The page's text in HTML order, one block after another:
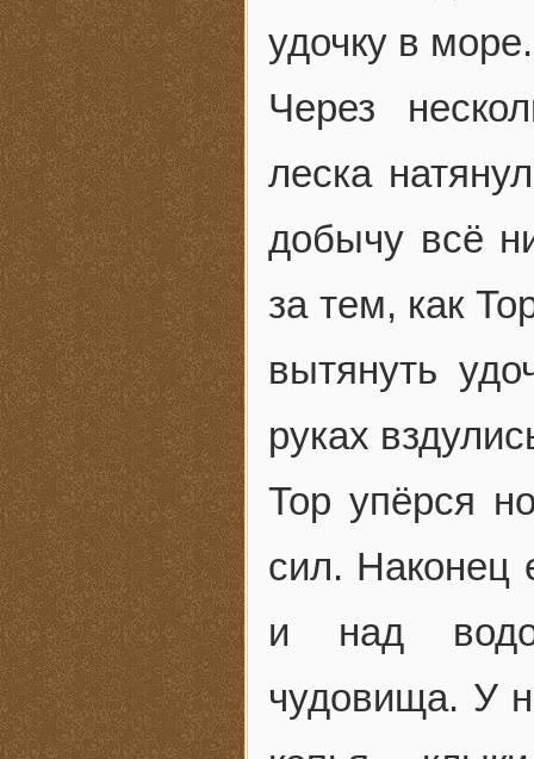
удочку в море.
Через
леска
добычу всё
за тем, как
вытянуть
руках
Тор упёрся
сил. Наконец
и над
чудовища. У